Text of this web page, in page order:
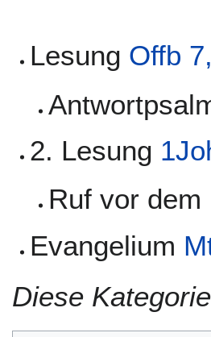
Lesung Offb
2. Lesung
Ruf vor
Evangelium
Diese